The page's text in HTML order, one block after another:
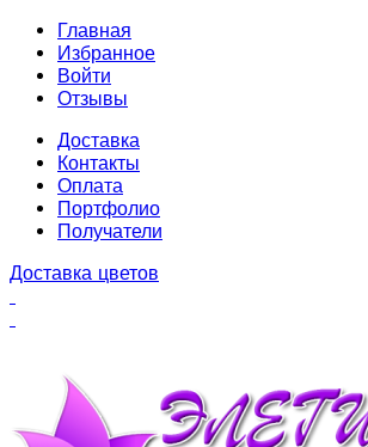
Главная
Избранное
Войти
Отзывы
Доставка
Контакты
Оплата
Портфолио
Получатели
Доставка цветов